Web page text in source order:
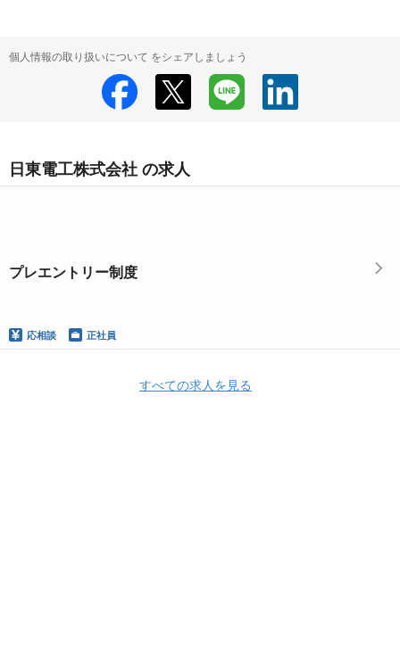
個人情報の取り扱いについて をシェアしましょう
日東電工株式会社 の求人
プレエントリー制度
応相談 正社員
すべての求人を見る